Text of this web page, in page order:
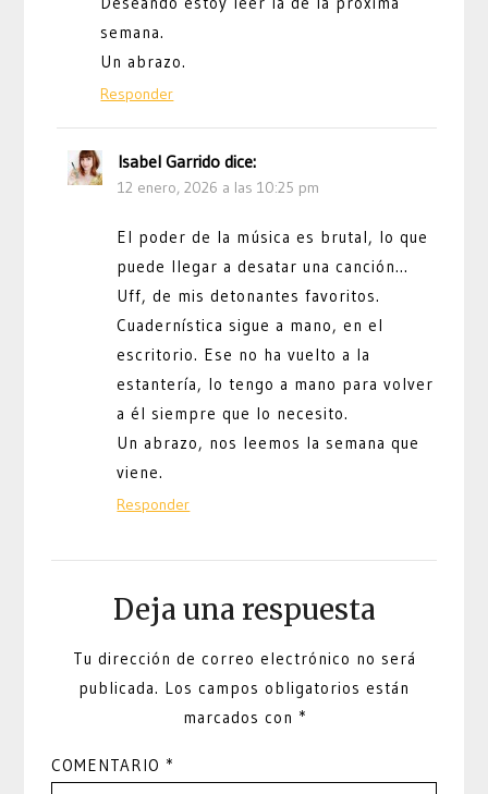
semana.
Un abrazo.
Responder
Isabel Garrido dice:
12 enero, 2026 a las 10:25 pm
El poder de la música es brutal, lo que
puede llegar a desatar una canción…
Uff, de mis detonantes favoritos.
Cuadernística sigue a mano, en el
escritorio. Ese no ha vuelto a la
estantería, lo tengo a mano para volver
a él siempre que lo necesito.
Un abrazo, nos leemos la semana que
viene.
Responder
Deja una respuesta
Tu dirección de correo electrónico no será
publicada. Los campos obligatorios están
marcados con *
COMENTARIO *